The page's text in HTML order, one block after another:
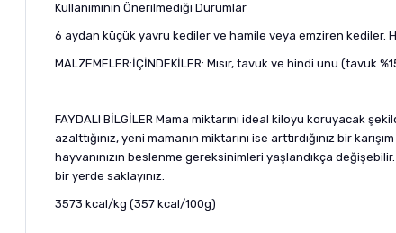
Kullanımının Önerilmediği Durumlar
6 aydan küçük yavru kediler ve hamile veya emziren kediler.
MALZEMELER:İÇİNDEKİLER: Mısır, tavuk ve hindi unu (tavuk
FAYDALI BİLGİLER Mama miktarını ideal kiloyu koruyacak
azalttığınız, yeni mamanın miktarını ise arttırdığınız bir
hayvanınızın beslenme gereksinimleri yaşlandıkça
bir yerde saklayınız.
3573 kcal/kg (357 kcal/100g)